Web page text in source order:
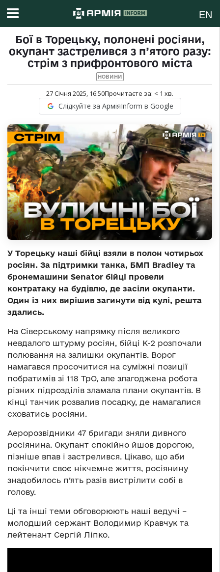
EN
Бої в Торецьку, полонені росіяни,
окупант застрелився з п’ятого разу:
стрім з прифронтового міста
НОВИНИ
27 Січня 2025, 16:50Прочитаєте за: < 1 хв.
Слідкуйте за АрміяInform в Google
У Торецьку наші бійці взяли в полон чотирьох
росіян. За підтримки танка, БМП Bradley та
бронемашини Senator бійці провели
контратаку на будівлю, де засіли окупанти.
Один із них вирішив загинути від кулі, решта
здались.
На Сіверському напрямку після великого
невдалого штурму росіян, бійці К-2 розпочали
полювання на залишки окупантів. Ворог
намагався просочитися на суміжні позиції
побратимів зі 118 ТрО, але злагоджена робота
різних підрозділів зламала плани окупантів. В
кінці танчик розвалив посадку, де намагалися
сховатись росіяни.
Аеророзвідники 47 бригади зняли дивного
росіянина. Окупант спокійно йшов дорогою,
пізніше впав і застрелився. Цікаво, що аби
покінчити своє нікчемне життя, росіянину
знадобилось п’ять разів вистрілити собі в
голову.
Ці та інші теми обговорюють наші ведучі –
молодший сержант Володимир Кравчук та
лейтенант Сергій Ліпко.